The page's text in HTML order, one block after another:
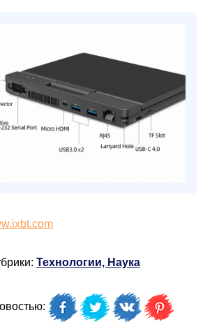
Технологии, Наука